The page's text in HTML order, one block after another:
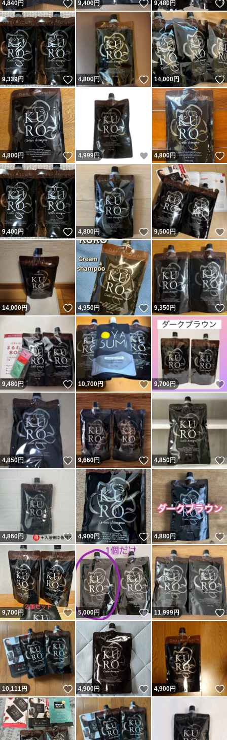
4,840円 いいね！
9,400円 いいね！
9,480円
9,339円 いいね！
4,800円 いいね！
14,000円
4,800円 いいね！
4,999円 いいね！
4,800円
9,400円 いいね！
4,800円 いいね！
9,500円
14,000円 いいね！
4,950円 いいね！
9,350円
9,480円 いいね！
10,700円 いいね！
9,700円
4,850円 いいね！
9,660円 いいね！
4,850円
4,860円 いいね！
4,900円 いいね！
4,880円
9,700円 いいね！
5,000円 いいね！
11,999円
10,111円 いいね！
4,900円 いいね！
4,900円